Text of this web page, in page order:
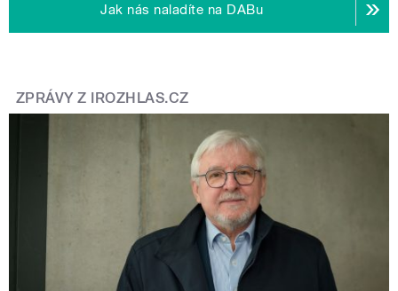
Jak nás naladíte na DABu
ZPRÁVY Z IROZHLAS.CZ